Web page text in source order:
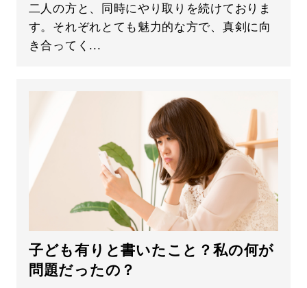
二人の方と、同時にやり取りを続けておりま
す。それぞれとても魅力的な方で、真剣に向
き合ってく...
子ども有りと書いたこと？私の何が
問題だったの？